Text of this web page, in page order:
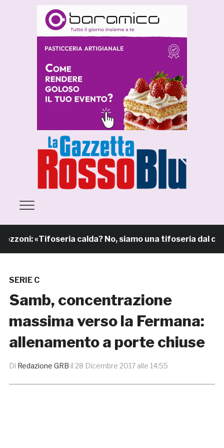
«Tifoseria calda? No, siamo una tifoseria dal cuore
SERIE C
Samb, concentrazione
massima verso la Fermana:
allenamento a porte chiuse
Di Redazione GRB il 28 Dicembre 2017 alle 14:55